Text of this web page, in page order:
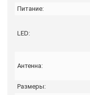
Питание:
LED:
Антенна:
Размеры: